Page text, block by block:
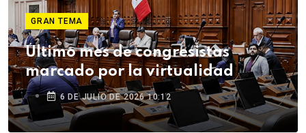
GRAN TEMA
Último mes de congresistas
marcado por la virtualidad
6 DE JULIO DE 2026 10:12